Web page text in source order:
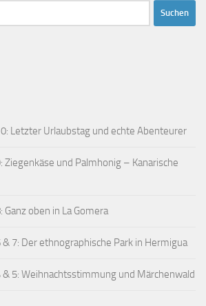
Letzter Urlaubstag und echte Abenteurer
Ziegenkäse und Palmhonig – Kanarische
Ganz oben in La Gomera
& 7: Der ethnographische Park in Hermigua
& 5: Weihnachtsstimmung und Märchenwald